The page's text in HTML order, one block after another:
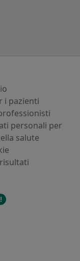
i pazienti
personali per
salute